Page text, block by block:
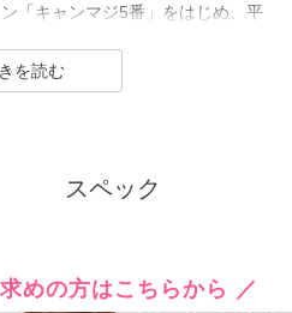
「キャンマジ5番」をはじめ、平
を生み出し続けています。
様のニーズ」をキャッチし、進化
を読む
スペック
めの方はこちらから ／